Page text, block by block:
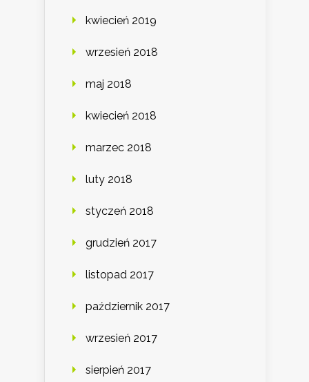
kwiecień 2019
wrzesień 2018
maj 2018
kwiecień 2018
marzec 2018
luty 2018
styczeń 2018
grudzień 2017
listopad 2017
październik 2017
wrzesień 2017
sierpień 2017